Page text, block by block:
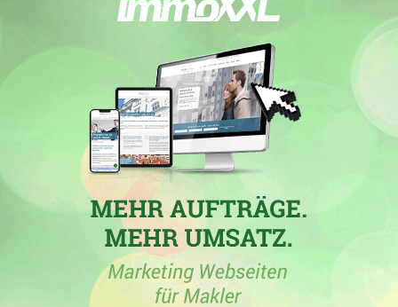
17.10.2023
In der StadtWenden
mit der Webseiteweise-wohnen.dein der Woche vom
17.10.2023 mit einem Plus von 0 ihre bisher höchsten
Stadtpunkte erreicht. Die Maklerwebseite hat in
bisher beste Platzierung erreicht. Hierbei ist die Immobilienfirma
aus Hannover von Platz 12 um 1 Position vorgerückt und